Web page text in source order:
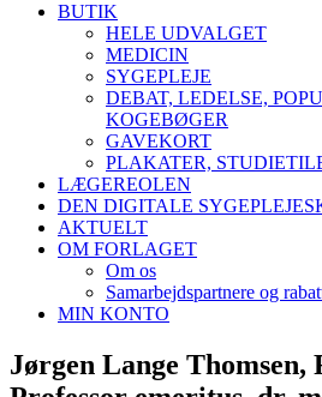
BUTIK
HELE UDVALGET
MEDICIN
SYGEPLEJE
DEBAT, LEDELSE,
KOGEBØGER
GAVEKORT
PLAKATER,
LÆGEREOLEN
DEN DIGITALE
AKTUELT
OM FORLAGET
Om os
Samarbejdspartnere og
MIN KONTO
Jørgen Lange Thomsen,